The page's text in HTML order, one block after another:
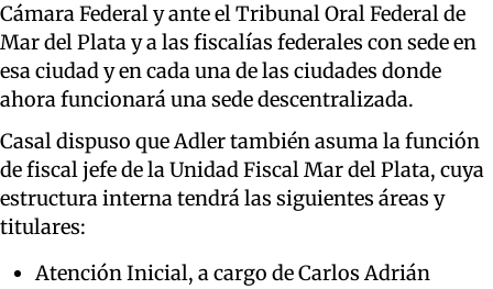
Cámara Federal y ante el Tribunal Oral Federal de
Mar del Plata y a las fiscalías federales con sede en
esa ciudad y en cada una de las ciudades donde
ahora funcionará una sede descentralizada.
Casal dispuso que Adler también asuma la función
de fiscal jefe de la Unidad Fiscal Mar del Plata, cuya
estructura interna tendrá las siguientes áreas y
titulares:
Atención Inicial, a cargo de Carlos Adrián